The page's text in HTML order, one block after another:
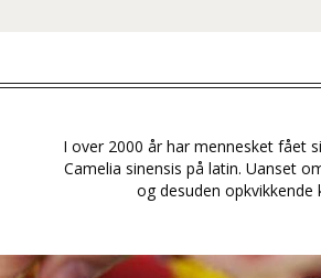
I over 2000 år har mennesket fået
Camelia sinensis på latin. Uanset
og desuden